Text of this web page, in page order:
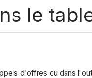
le
d'offres ou dans